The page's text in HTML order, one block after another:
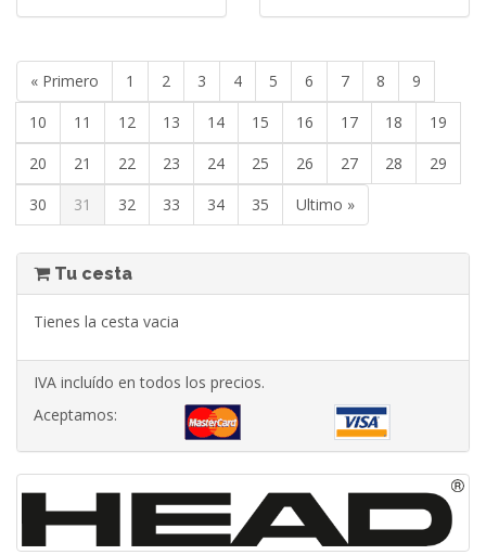
« Primero 1 2 3 4 5 6 7 8
9
10
11 12 13 14 15 16 17 18
19
20
21 22 23 24 25 26 27 28
29
30
31 32 33 34 35 Ultimo »
Tu cesta
Tienes la cesta vacia
IVA incluído en todos los precios.
Aceptamos: